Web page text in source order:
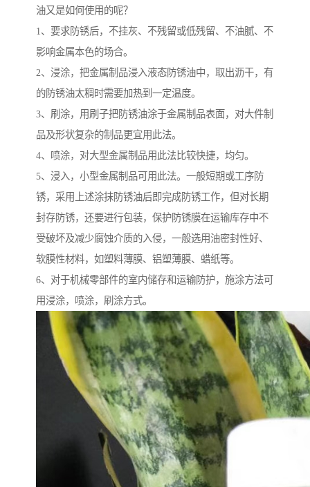
油又是如何使用的呢？
1、要求防锈后，不挂灰、不残留或低残留、不油腻、不
影响金属本色的场合。
2、浸涂，把金属制品浸入液态防锈油中，取出沥干，有
的防锈油太稠时需要加热到一定温度。
3、刷涂，用刷子把防锈油涂于金属制品表面，对大件制
品及形状复杂的制品更宜用此法。
4、喷涂，对大型金属制品用此法比较快捷，均匀。
5、浸入，小型金属制品可用此法。一般短期或工序防
锈，采用上述涂抹防锈油后即完成防锈工作，但对长期
封存防锈，还要进行包装，保护防锈膜在运输库存中不
受破坏及减少腐蚀介质的入侵，一般选用油密封性好、
软膜性材料，如塑料薄膜、铝塑薄膜、蜡纸等。
6、对于机械零部件的室内储存和运输防护，施涂方法可
用浸涂，喷涂，刷涂方式。